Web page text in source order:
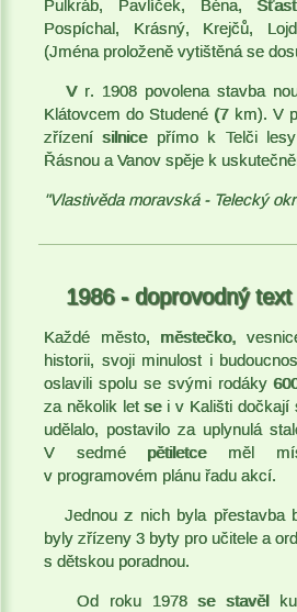
Pulkráb, Pavlíček, Béna,
Pospíchal, Krásný, Krejčů,
(Jména proloženě vytištěná se
V r. 1908 povolena stavba
Klátovcem do Studené (7 km). V
zřízení silnice přímo k Telči
Řásnou a Vanov spěje k
"Vlastivěda moravská - Telecký
1986 - doprovodný
Každé město, městečko,
historii, svoji minulost i
oslavili spolu se svými rodáky
za několik let se i v Kališti dočkají
udělalo, postavilo za uplynulá
V sedmé pětiletce měl
v programovém plánu řadu akcí.
Jednou z nich byla přestavba
byly zřízeny 3 byty pro učitele a
s dětskou poradnou.
Od roku 1978 se stavěl